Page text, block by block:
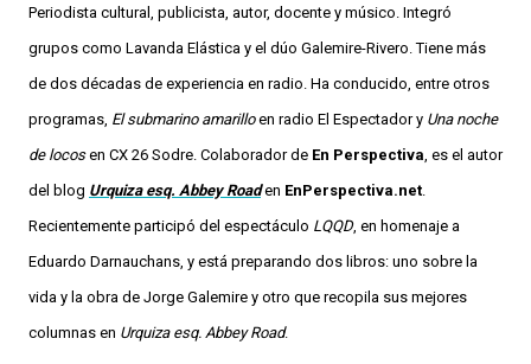
Periodista cultural, publicista, autor, docente y músico. Integró
grupos como Lavanda Elástica y el dúo Galemire-Rivero. Tiene más
de dos décadas de experiencia en radio. Ha conducido, entre otros
programas, El submarino amarilloen radio El Espectador y Una noche
de locosen CX 26 Sodre. Colaborador de En Perspectiva, es el autor
del blog Urquiza esq. Abbey Roaden EnPerspectiva.net.
Recientemente participó del espectáculo LQQD, en homenaje a
Eduardo Darnauchans, y está preparando dos libros: uno sobre la
vida y la obra de Jorge Galemire y otro que recopila sus mejores
columnas en Urquiza esq. Abbey Road.